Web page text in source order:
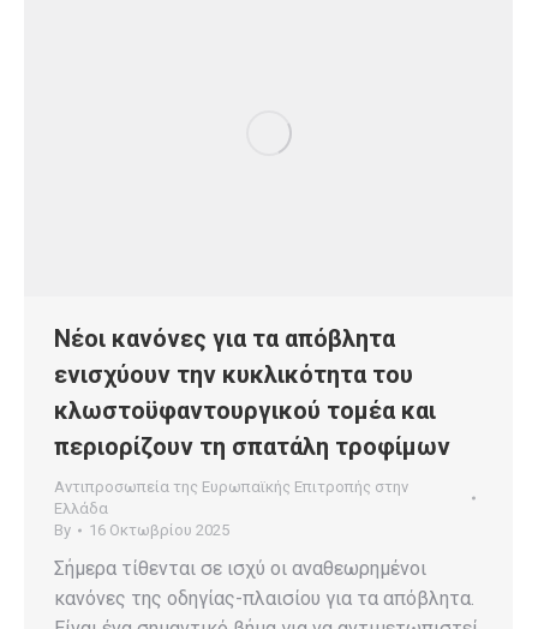
Νέοι κανόνες για τα απόβλητα
ενισχύουν την κυκλικότητα του
κλωστοϋφαντουργικού τομέα και
περιορίζουν τη σπατάλη τροφίμων
Αντιπροσωπεία της Ευρωπαϊκής Επιτροπής στην
Ελλάδα
By
16 Οκτωβρίου 2025
Σήμερα τίθενται σε ισχύ οι αναθεωρημένοι
κανόνες της οδηγίας-πλαισίου για τα απόβλητα.